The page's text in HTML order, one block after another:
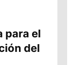
para el
del